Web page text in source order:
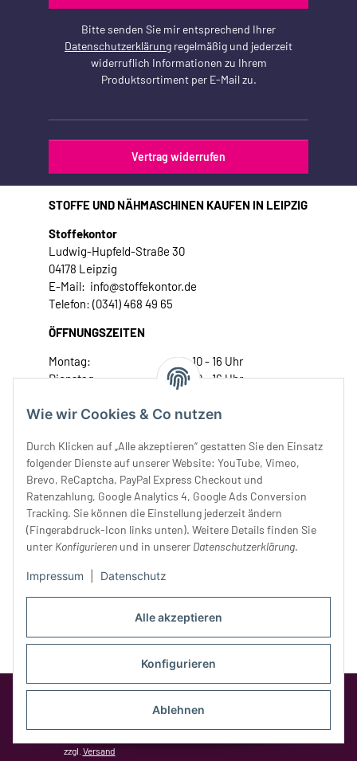
Alle akzeptieren
Konfigurieren
Ablehnen
Wie wir Cookies & Co nutzen
Durch Klicken auf „Alle akzeptieren“ gestatten Sie den Einsatz
folgender Dienste auf unserer Website: YouTube, Vimeo,
Brevo, ReCaptcha, PayPal Express Checkout und
Ratenzahlung, Google Analytics 4, Google Ads Conversion
Tracking. Sie können die Einstellung jederzeit ändern
(Fingerabdruck-Icon links unten). Weitere Details finden Sie
unter Konfigurieren und in unserer Datenschutzerklärung.
Impressum Datenschutz
Bitte senden Sie mir entsprechend Ihrer
Datenschutzerklärung regelmäßig und jederzeit
widerruflich Informationen zu Ihrem
Produktsortiment per E-Mail zu.
Vertrag widerrufen
STOFFE UND NÄHMASCHINEN KAUFEN IN LEIPZIG
Stoffekontor
Ludwig-Hupfeld-Straße 30
04178 Leipzig
E-Mail: info@stoffekontor.de
Telefon: (0341) 468 49 65
ÖFFNUNGSZEITEN
Montag:
10 - 16 Uhr
Dienstag:
10 - 16 Uhr
Donnerstag:
10 - 18 Uhr
Samstag:
10 - 14 Uhr
Unser Service
Rechtliches
Google Analytics deaktivierenStatus:
zzgl. Versand